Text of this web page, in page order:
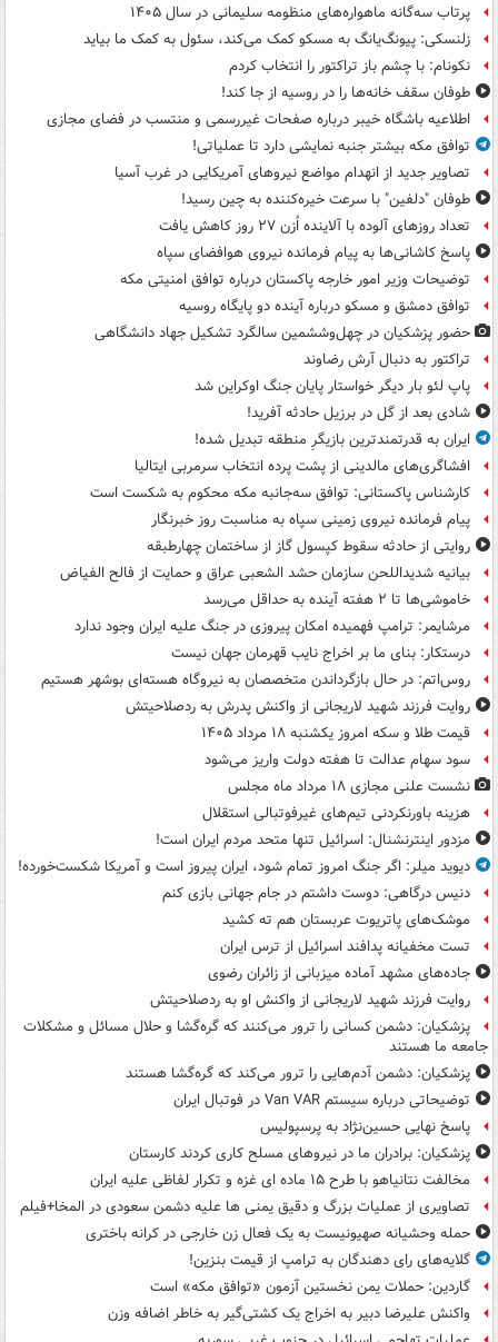
پرتاب سه‌گانه ماهواره‌های منظومه سلیمانی در سال ۱۴۰۵
زلنسکی: پیونگ‌یانگ به مسکو کمک می‌کند، سئول به کمک ما بیاید
نکونام: با چشم باز تراکتور را انتخاب کردم
طوفان سقف خانه‌ها را در روسیه از جا ‌کند!
اطلاعیه باشگاه خیبر درباره صفحات غیررسمی و منتسب در فضای مجازی
توافق مکه بیشتر جنبه نمایشی دارد تا عملیاتی!
تصاویر جدید از انهدام مواضع نیروهای آمریکایی در غرب آسیا
طوفان "دلفین" با سرعت خیره‌کننده به چین رسید!
تعداد روزهای آلوده با آلاینده اُزن ۲۷ روز کاهش یافت
پاسخ کاشانی‌ها به پیام فرمانده نیروی هوافضای سپاه
توضیحات وزیر امور خارجه پاکستان درباره توافق امنیتی مکه
توافق دمشق و مسکو درباره آینده دو پایگاه روسیه
حضور پزشکیان در چهل‌وششمین سالگرد تشکیل جهاد دانشگاهی
تراکتور به دنبال آرش رضاوند
پاپ لئو بار دیگر خواستار پایان جنگ اوکراین شد
شادی بعد از گل در برزیل حادثه آفرید!
ایران به قدرتمندترین بازیگرِ منطقه تبدیل شده!
افشاگری‌های مالدینی از پشت پرده انتخاب سرمربی ایتالیا
کارشناس پاکستانی: توافق سه‌جانبه مکه محکوم به شکست است
پیام فرمانده نیروی زمینی سپاه به مناسبت روز خبرنگار
روایتی از حادثه سقوط کپسول گاز از ساختمان چهارطبقه
بیانیه شدیداللحن سازمان حشد الشعبی عراق و حمایت از فالح الفیاض
خاموشی‌ها تا ۲ هفته آینده به حداقل می‌رسد
مرشایمر: ترامپ فهمیده امکان پیروزی در جنگ علیه ایران وجود ندارد
درستکار: بنای ما بر اخراج نایب قهرمان جهان نیست
روس‌اتم: در حال بازگرداندن متخصصان به نیروگاه هسته‌ای بوشهر هستیم
روایت فرزند شهید لاریجانی از واکنش پدرش به ردصلاحیتش
قیمت طلا و سکه امروز یکشنبه ۱۸ مرداد ۱۴۰۵
سود سهام عدالت تا هفته دولت واریز می‌شود
نشست علنی مجازی ۱۸ مرداد ماه مجلس
هزینه باورنکردنی تیم‌های غیرفوتبالی استقلال
مزدور اینترنشنال: اسرائیل تنها متحد مردم ایران است!
دیوید میلر: اگر جنگ امروز تمام شود، ایران پیروز است و آمریکا شکست‌خورده!
دنیس درگاهی: دوست داشتم در جام جهانی بازی کنم
موشک‌های پاتریوت عربستان هم ته‌ کشید
تست مخفیانه پدافند اسرائیل از ترس ایران
جاده‌های مشهد آماده میزبانی از زائران رضوی
روایت فرزند شهید لاریجانی از واکنش او به ردصلاحیتش
پزشکیان: دشمن کسانی را ترور می‌کنند که گره‌گشا و حلال مسائل و مشکلات
جامعه ما هستند
پزشکیان: دشمن آدم‌هایی را ترور می‌کند که گره‌گشا هستند
توضیحاتی درباره سیستم Van VAR در فوتبال ایران
پاسخ نهایی حسین‌نژاد به پرسپولیس
پزشکیان: برادران ما در نیروهای مسلح کاری کردند کارستان
مخالفت نتانیاهو با طرح ۱۵ ماده ای غزه و تکرار لفاظی علیه ایران
تصاویری از عملیات بزرگ و دقیق یمنی ها علیه دشمن سعودی در المخا+فیلم
حمله وحشیانه صهیونیست به یک فعال زن خارجی در کرانه باختری
گلایه‌های رای دهندگان به ترامپ از قیمت بنزین!
گاردین: حملات یمن نخستین آزمون «توافق مکه» است
واکنش علیرضا دبیر به اخراج یک کشتی‌گیر به خاطر اضافه وزن